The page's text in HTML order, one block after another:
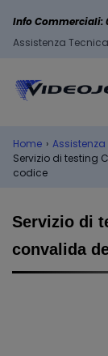
Info Commerciali:
Assistenza
Home ›
Servizio di testing
codice
Servizio di
convalida